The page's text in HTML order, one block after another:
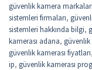
güvenlik kamera markaları
sistemleri firmaları,
sistemleri hakkında bilgi,
kamerası adana, güvenlik
güvenlik kamerası fiyatları,
ip, güvenlik kamerası